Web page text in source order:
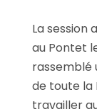
La session
au Pontet
rassemblé
de toute la
travailler